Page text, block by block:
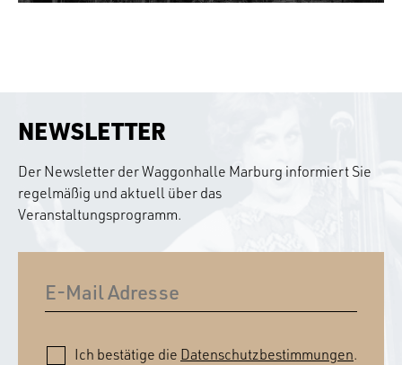
NEWSLETTER
Der Newsletter der Waggonhalle Marburg informiert Sie
regelmäßig und aktuell über das
Veranstaltungsprogramm.
Ich bestätige die Datenschutzbestimmungen.